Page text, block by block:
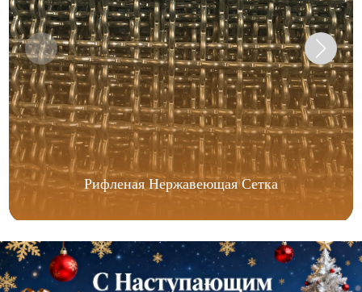
Рифленая Нержавеющая Сетка